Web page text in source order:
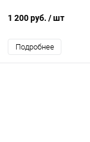
1 200 руб. / шт
Подробнее